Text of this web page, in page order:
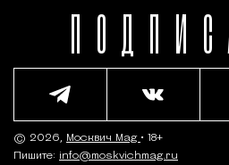
© 2026, Москвич Mag • 18+
Пишите: info@moskvichmag.ru